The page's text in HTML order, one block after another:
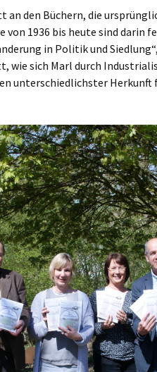
den Büchern, die
1936 bis heute sind darin
in Politik und
sich Marl durch
unterschiedlichster Herkunft